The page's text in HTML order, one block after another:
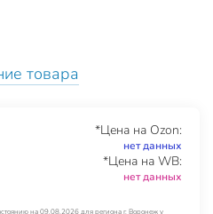
товара
*Цена на Ozon:
нет данных
*Цена на WB:
нет данных
на 09.08.2026 для региона г. Воронеж у